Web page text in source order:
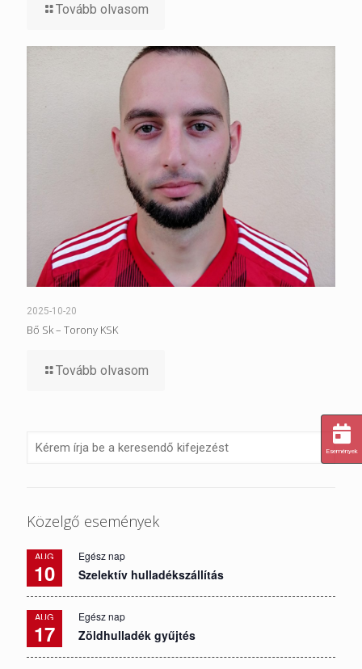
Tovább olvasom
2025-10-20
Bő Sk – Torony KSK
Tovább olvasom
Közelgő események
AUG
10
Egész nap
Szelektív hulladékszállítás
AUG
17
Egész nap
Zöldhulladék gyűjtés
Események